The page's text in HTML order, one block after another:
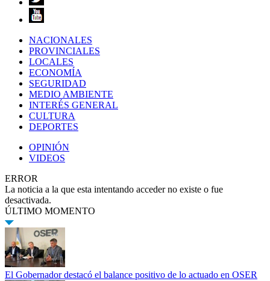
NACIONALES
PROVINCIALES
LOCALES
ECONOMÍA
SEGURIDAD
MEDIO AMBIENTE
INTERÉS GENERAL
CULTURA
DEPORTES
OPINIÓN
VIDEOS
ERROR
La noticia a la que esta intentando acceder no existe o fue
desactivada.
ÚLTIMO MOMENTO
El Gobernador destacó el balance positivo de lo actuado en OSER